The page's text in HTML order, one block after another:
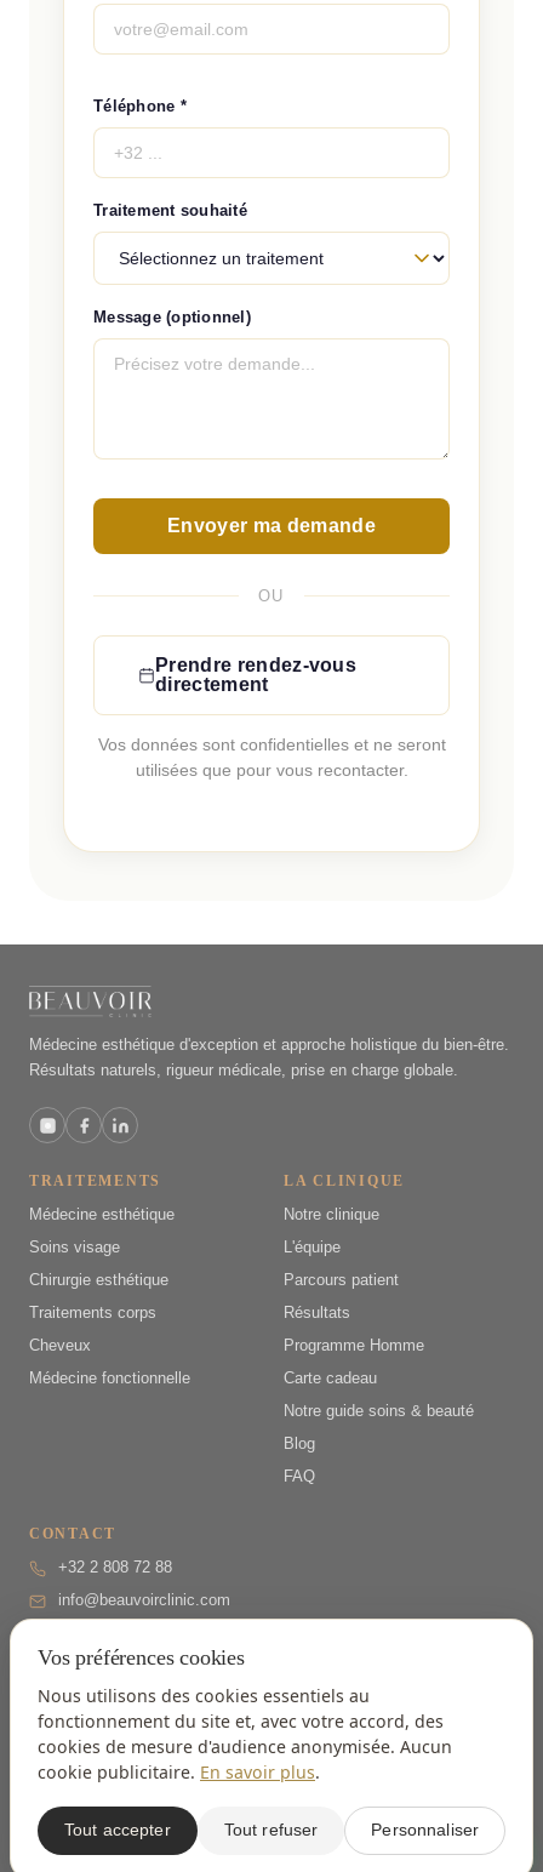
Téléphone *
Traitement souhaité
Message (optionnel)
Envoyer ma demande
OU
Prendre rendez-vous
directement
Vos données sont confidentielles et ne seront
utilisées que pour vous recontacter.
Médecine esthétique d'exception et approche holistique du bien-être.
Résultats naturels, rigueur médicale, prise en charge globale.
TRAITEMENTS
Médecine esthétique
Soins visage
Chirurgie esthétique
Traitements corps
Cheveux
Médecine fonctionnelle
LA CLINIQUE
Notre clinique
L'équipe
Parcours patient
Résultats
Programme Homme
Carte cadeau
Notre guide soins & beauté
Blog
FAQ
CONTACT
+32 2 808 72 88
info@beauvoirclinic.com
Waterloo
Lun–Ven 9h–18h(secrétariat
17h)· Sam sur RDV
5,0/5sur Google · 26 avis
© 2026 Beauvoir Clinic
Mentions légales
Cookies
Vos préférences cookies
Nous utilisons des cookies essentiels au
fonctionnement du site et, avec votre accord, des
cookies de mesure d'audience anonymisée. Aucun
cookie publicitaire. En savoir plus.
Tout accepter Tout refuser Personnaliser